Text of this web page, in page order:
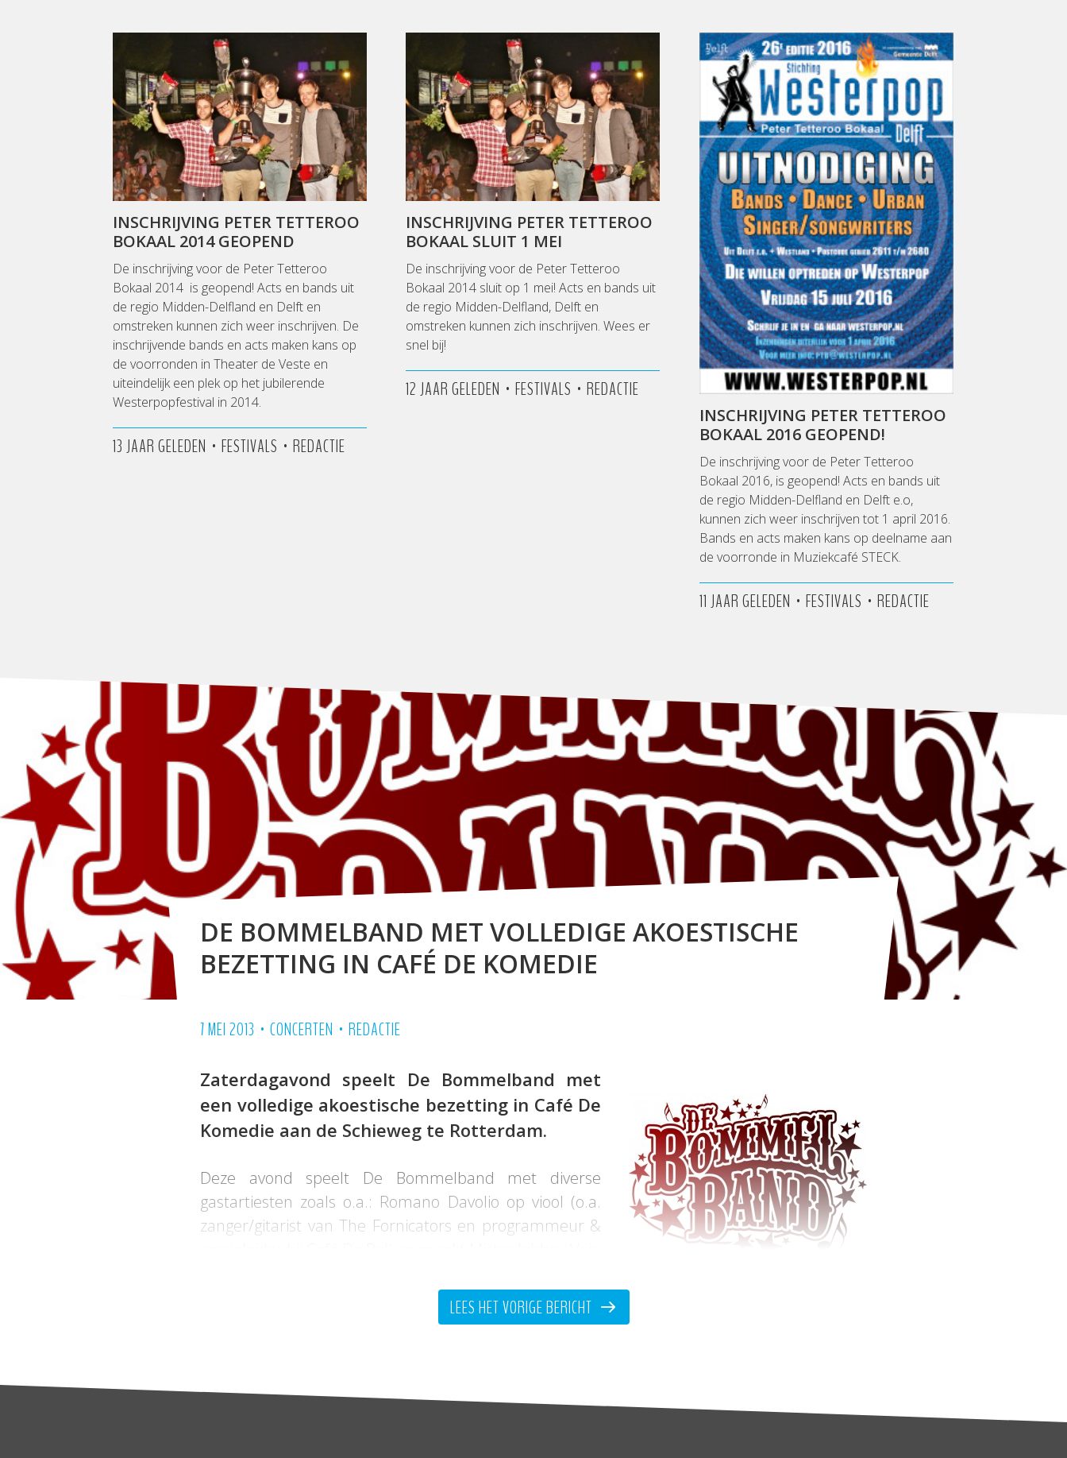
INSCHRIJVING PETER TETTEROO
BOKAAL 2014 GEOPEND
De inschrijving voor de Peter Tetteroo
Bokaal 2014 is geopend! Acts en bands uit
de regio Midden-Delfland en Delft en
omstreken kunnen zich weer inschrijven. De
inschrijvende bands en acts maken kans op
de voorronden in Theater de Veste en
uiteindelijk een plek op het jubilerende
Westerpopfestival in 2014.
13 JAAR GELEDEN • FESTIVALS • REDACTIE
INSCHRIJVING PETER TETTEROO
BOKAAL SLUIT 1 MEI
De inschrijving voor de Peter Tetteroo
Bokaal 2014 sluit op 1 mei! Acts en bands uit
de regio Midden-Delfland, Delft en
omstreken kunnen zich inschrijven. Wees er
snel bij!
12 JAAR GELEDEN • FESTIVALS • REDACTIE
INSCHRIJVING PETER TETTEROO
BOKAAL 2016 GEOPEND!
De inschrijving voor de Peter Tetteroo
Bokaal 2016, is geopend! Acts en bands uit
de regio Midden-Delfland en Delft e.o,
kunnen zich weer inschrijven tot 1 april 2016.
Bands en acts maken kans op deelname aan
de voorronde in Muziekcafé STECK.
11 JAAR GELEDEN • FESTIVALS • REDACTIE
DE BOMMELBAND MET VOLLEDIGE AKOESTISCHE
BEZETTING IN CAFÉ DE KOMEDIE
7 MEI 2013 • CONCERTEN • REDACTIE
Zaterdagavond speelt De Bommelband met
een volledige akoestische bezetting in Café De
Komedie aan de Schieweg te Rotterdam.
Deze avond speelt De Bommelband met diverse
gastartiesten zoals o.a.: Romano Davolio op viool (o.a.
zanger/gitarist van The Fornicators en programmeur &
tegenstelling tot vele dubieuze goede doelen in de wereld weet u vanavond precies waar uw
LEES HET VORIGE BERICHT